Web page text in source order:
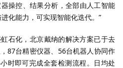
操控、结果分析，全部由人工智能
化能力，可实现智能化迭代。”
石化，北京戴纳的解决方案已于去
87台精密仪器、56台机器人协同作
时即可完成全套检测流程。日均处